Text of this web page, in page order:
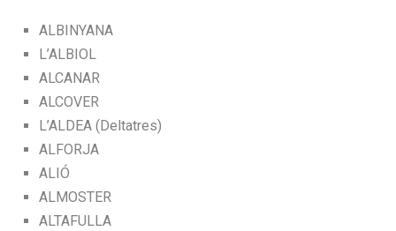
ALBINYANA
L’ALBIOL
ALCANAR
ALCOVER
L’ALDEA (Deltatres)
ALFORJA
ALIÓ
ALMOSTER
ALTAFULLA